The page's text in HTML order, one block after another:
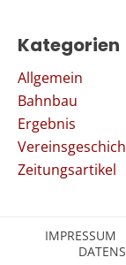
Kategorien
Allgemein
Bahnbau
Ergebnis
Zeitungsartikel
IMPRESSUM